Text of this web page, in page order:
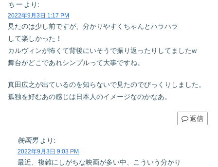
ちー より:
2022年9月3日 1:17 PM
見たのは少し前ですが、分かりやすくちゃんとハラハラ
して楽しかった！
カルヴィンが怖くて背後にいそうで振り返ったりしてましたw
舞台がどこであれシンプルって大事ですね。
真田広之が出ているのを知らないで見たのでびっくりしました。
孤独を好むあの感じは日本人のイメージなのかなあ。
返信
映画男 より:
2022年9月3日 9:03 PM
最近、複雑にしがちな映画が多い中、こういう分かり